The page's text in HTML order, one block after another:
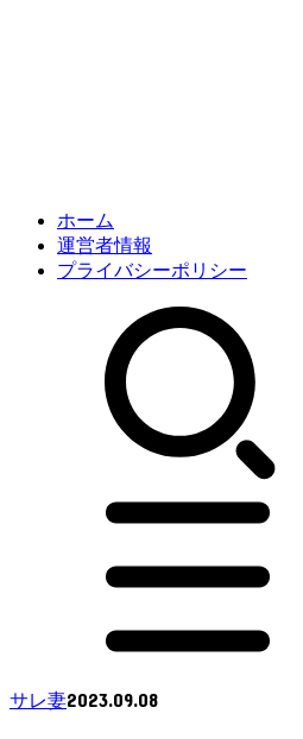
ホーム
運営者情報
プライバシーポリシー
サレ妻2023.09.08